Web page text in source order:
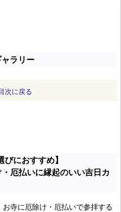
ラリー
次に戻る
びにおすすめ】
厄払いに縁起のいい吉日カ
寺に厄除け・厄払いで参拝する